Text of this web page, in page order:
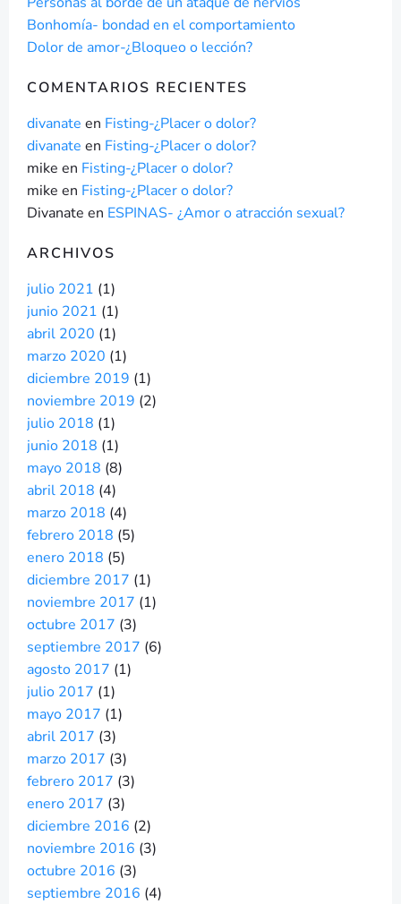
Bonhomía- bondad en el comportamiento
Dolor de amor-¿Bloqueo o lección?
COMENTARIOS RECIENTES
divanate en Fisting-¿Placer o dolor?
divanate en Fisting-¿Placer o dolor?
mike en Fisting-¿Placer o dolor?
mike en Fisting-¿Placer o dolor?
Divanate en ESPINAS- ¿Amor o atracción sexual?
ARCHIVOS
julio 2021 (1)
junio 2021 (1)
abril 2020 (1)
marzo 2020 (1)
diciembre 2019 (1)
noviembre 2019 (2)
julio 2018 (1)
junio 2018 (1)
mayo 2018 (8)
abril 2018 (4)
marzo 2018 (4)
febrero 2018 (5)
enero 2018 (5)
diciembre 2017 (1)
noviembre 2017 (1)
octubre 2017 (3)
septiembre 2017 (6)
agosto 2017 (1)
julio 2017 (1)
mayo 2017 (1)
abril 2017 (3)
marzo 2017 (3)
febrero 2017 (3)
enero 2017 (3)
diciembre 2016 (2)
noviembre 2016 (3)
octubre 2016 (3)
septiembre 2016 (4)